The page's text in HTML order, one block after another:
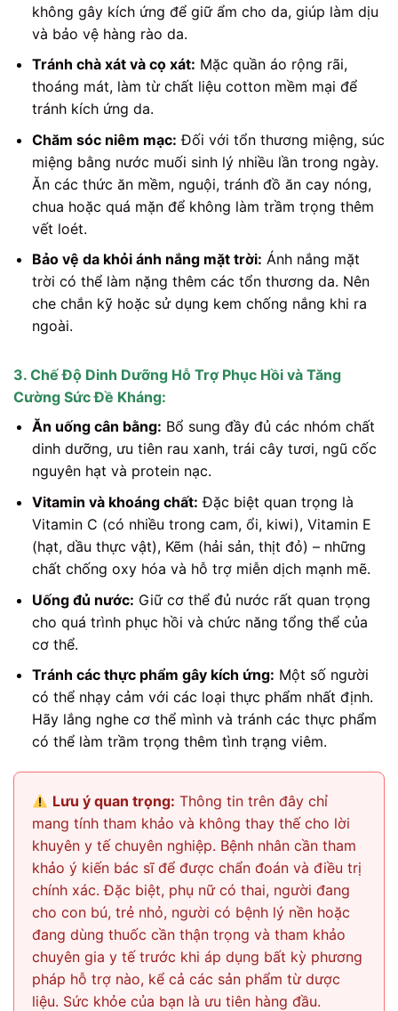
không gây kích ứng để giữ ẩm cho da, giúp làm dịu
và bảo vệ hàng rào da.
Tránh chà xát và cọ xát: Mặc quần áo rộng rãi,
thoáng mát, làm từ chất liệu cotton mềm mại để
tránh kích ứng da.
Chăm sóc niêm mạc: Đối với tổn thương miệng, súc
miệng bằng nước muối sinh lý nhiều lần trong ngày.
Ăn các thức ăn mềm, nguội, tránh đồ ăn cay nóng,
chua hoặc quá mặn để không làm trầm trọng thêm
vết loét.
Bảo vệ da khỏi ánh nắng mặt trời: Ánh nắng mặt
trời có thể làm nặng thêm các tổn thương da. Nên
che chắn kỹ hoặc sử dụng kem chống nắng khi ra
ngoài.
3. Chế Độ Dinh Dưỡng Hỗ Trợ Phục Hồi và Tăng
Cường Sức Đề Kháng:
Ăn uống cân bằng: Bổ sung đầy đủ các nhóm chất
dinh dưỡng, ưu tiên rau xanh, trái cây tươi, ngũ cốc
nguyên hạt và protein nạc.
Vitamin và khoáng chất: Đặc biệt quan trọng là
Vitamin C (có nhiều trong cam, ổi, kiwi), Vitamin E
(hạt, dầu thực vật), Kẽm (hải sản, thịt đỏ) – những
chất chống oxy hóa và hỗ trợ miễn dịch mạnh mẽ.
Uống đủ nước: Giữ cơ thể đủ nước rất quan trọng
cho quá trình phục hồi và chức năng tổng thể của
cơ thể.
Tránh các thực phẩm gây kích ứng: Một số người
có thể nhạy cảm với các loại thực phẩm nhất định.
Hãy lắng nghe cơ thể mình và tránh các thực phẩm
có thể làm trầm trọng thêm tình trạng viêm.
Lưu ý quan trọng: Thông tin trên đây chỉ
mang tính tham khảo và không thay thế cho lời
khuyên y tế chuyên nghiệp. Bệnh nhân cần tham
khảo ý kiến bác sĩ để được chẩn đoán và điều trị
chính xác. Đặc biệt, phụ nữ có thai, người đang
cho con bú, trẻ nhỏ, người có bệnh lý nền hoặc
đang dùng thuốc cần thận trọng và tham khảo
chuyên gia y tế trước khi áp dụng bất kỳ phương
pháp hỗ trợ nào, kể cả các sản phẩm từ dược
liệu. Sức khỏe của bạn là ưu tiên hàng đầu.